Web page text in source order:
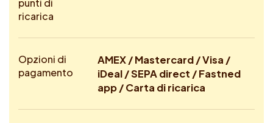
punti di
ricarica
Opzioni di
pagamento
AMEX / Mastercard / Visa /
iDeal / SEPA direct / Fastned
app / Carta di ricarica